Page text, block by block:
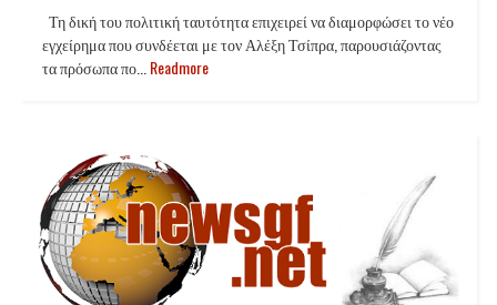
Τη δική του πολιτική ταυτότητα επιχειρεί να διαμορφώσει το νέο
εγχείρημα που συνδέεται με τον Αλέξη Τσίπρα, παρουσιάζοντας
τα πρόσωπα πο... Readmore